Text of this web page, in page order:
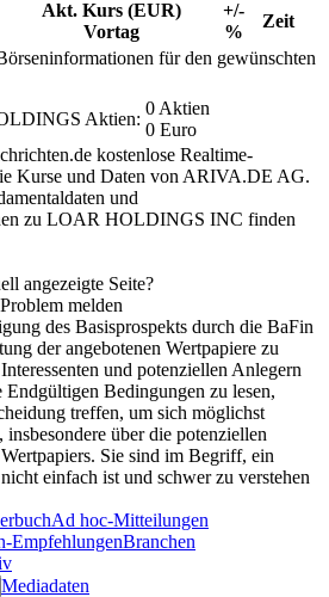
Akt. Kurs (EUR)
Vortag
+/-
%
Zeit
für den gewünschten
Aktien:
0 Aktien
0 Euro
kostenlose Realtime-
Kurse und Daten von ARIVA.DE AG.
und
zu LOAR HOLDINGS INC finden
angezeigte Seite?
Problem melden
des Basisprospekts durch die BaFin
der angebotenen Wertpapiere zu
und potenziellen Anlegern
Endgültigen Bedingungen zu lesen,
treffen, um sich möglichst
über die potenziellen
Sie sind im Begriff, ein
einfach ist und schwer zu verstehen
Ad hoc-Mitteilungen
EmpfehlungenBranchen
Mediadaten